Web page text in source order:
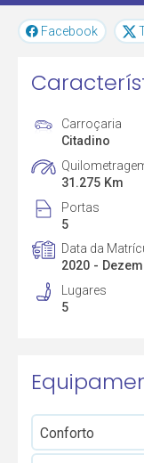
Facebook
Carroçaria
Citadino
31.275 Km
Portas
5
Data da
2020 -
Lugares
5